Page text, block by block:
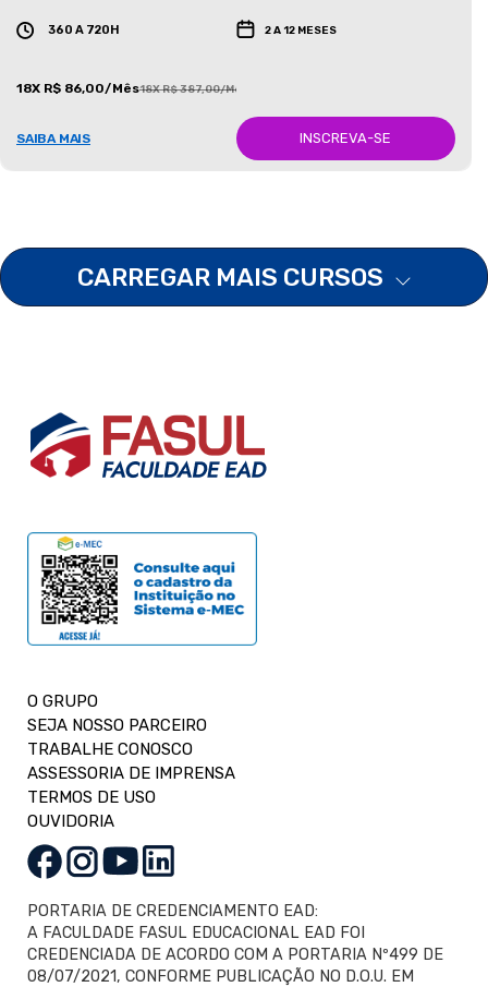
360 A 720H 2 A 12 MESES
18X R$ 86,00/Mês18X R$ 387,00/Mês
SAIBA MAIS INSCREVA-SE
CARREGAR MAIS CURSOS
O GRUPO
SEJA NOSSO PARCEIRO
TRABALHE CONOSCO
ASSESSORIA DE IMPRENSA
TERMOS DE USO
OUVIDORIA
PORTARIA DE CREDENCIAMENTO EAD:
A FACULDADE FASUL EDUCACIONAL EAD FOI
CREDENCIADA DE ACORDO COM A PORTARIA Nº499 DE
08/07/2021, CONFORME PUBLICAÇÃO NO D.O.U. EM